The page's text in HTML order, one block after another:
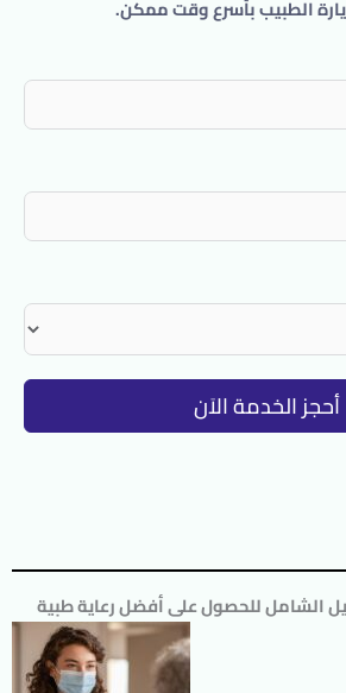
الطبيب بأسرع وقت ممكن.
أحجز الخدمة الاَن
الشامل للحصول على أفضل رعاية طبية